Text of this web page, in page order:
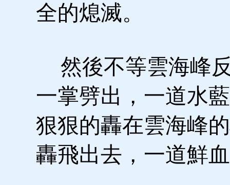
全的熄滅。
然後不等雲海峰
一掌劈出，一道水
狠狠的轟在雲海峰
轟飛出去，一道鮮